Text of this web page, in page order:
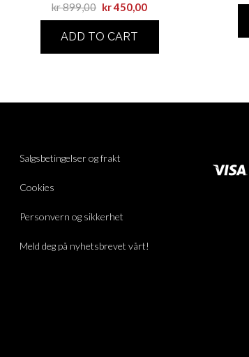
kr899,00 kr450,00
ADD TO CART
Salgsbetingelser og frakt
Cookies
Personvern og sikkerhet
Meld deg på nyhetsbrevet vårt!